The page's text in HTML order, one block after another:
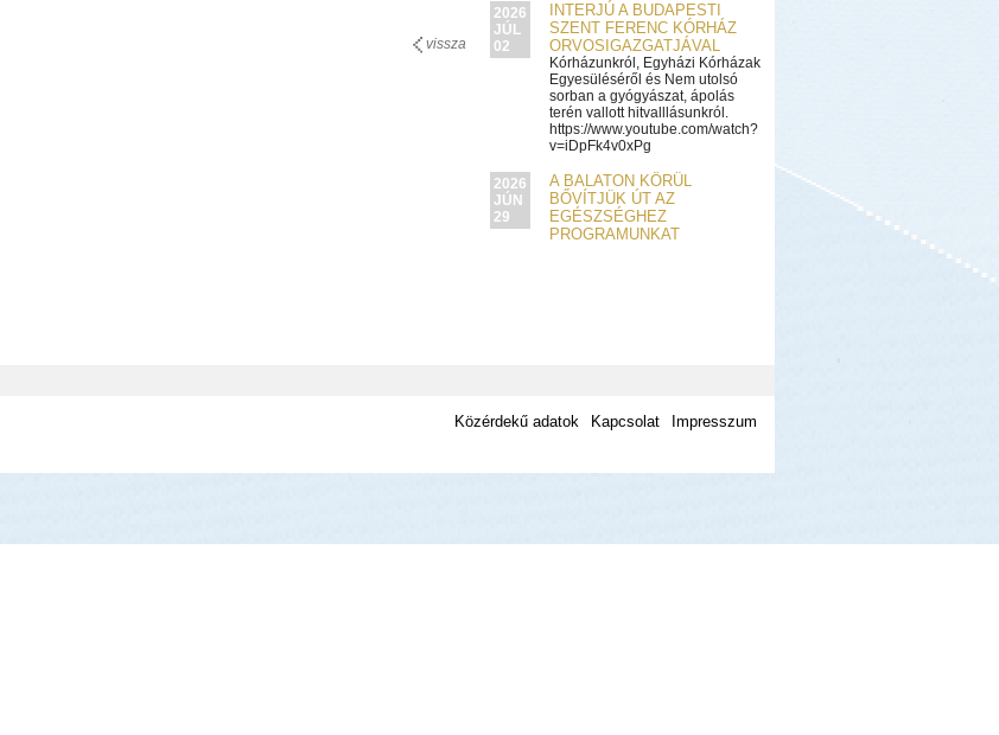
vissza
2026
JÚL
02
INTERJÚ A BUDAPESTI
SZENT FERENC KÓRHÁZ
ORVOSIGAZGATJÁVAL
Kórházunkról, Egyházi Kórházak
Egyesüléséről és Nem utolsó
sorban a gyógyászat, ápolás
terén vallott hitvalllásunkról.
https://www.youtube.com/watch?
v=iDpFk4v0xPg
2026
JÚN
29
A BALATON KÖRÜL
BŐVÍTJÜK ÚT AZ
EGÉSZSÉGHEZ
PROGRAMUNKAT
Közérdekű adatok Kapcsolat Impresszum